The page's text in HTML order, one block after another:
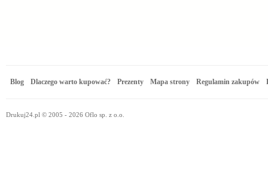
Blog Dlaczego warto kupować? Prezenty Mapa strony Regulamin zakupów
Drukuj24.pl © 2005 - 2026 Oflo sp. z o.o.